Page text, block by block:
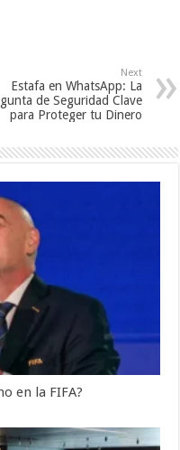
Next
Estafa en WhatsApp: La
de Seguridad Clave
para Proteger tu Dinero
en la FIFA?